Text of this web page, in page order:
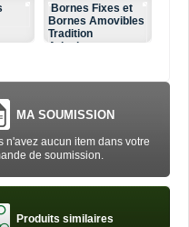
Bornes Fixes et
Bornes Amovibles
Tradition
Arlesienne
MA SOUMISSION
n'avez aucun item dans votre
de soumission.
Produits similaires